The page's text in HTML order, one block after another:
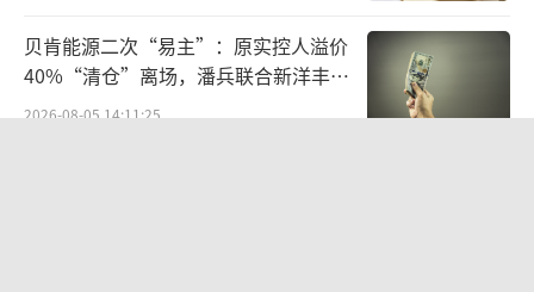
贝肯能源二次“易主”：原实控人溢价
40%“清仓”离场，潘兵联合新洋丰、
宏科百世拟入主
2026-08-05 14:11:25